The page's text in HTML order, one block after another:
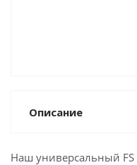
Описание
Наш универсальный FS